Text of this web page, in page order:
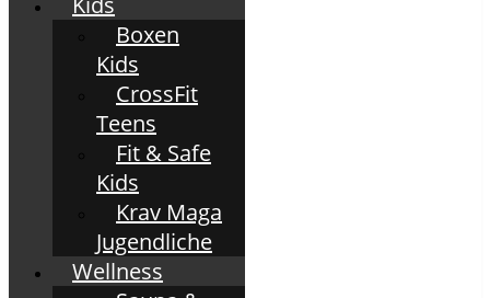
Boxen
Kids
CrossFit
Teens
Fit & Safe
Kids
Krav Maga
Jugendliche
Wellness